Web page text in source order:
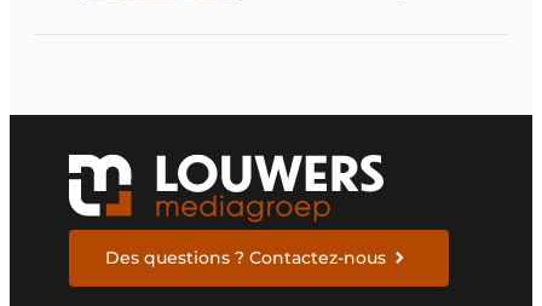
Des questions ? Contactez-nous